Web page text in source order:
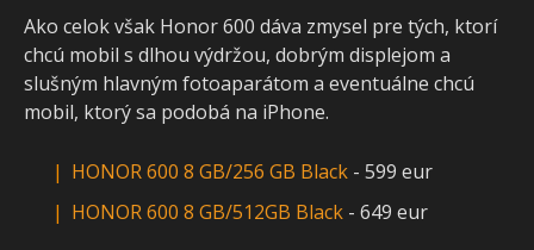
Ako celok však Honor 600 dáva zmysel pre tých, ktorí
chcú mobil s dlhou výdržou, dobrým displejom a
slušným hlavným fotoaparátom a eventuálne chcú
mobil, ktorý sa podobá na iPhone.
HONOR 600 8 GB/256 GB Black - 599 eur
HONOR 600 8 GB/512GB Black - 649 eur